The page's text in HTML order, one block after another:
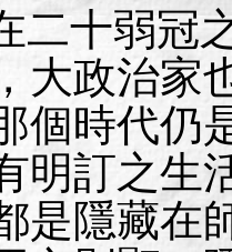
二十弱冠
大政治家
個時代仍
明訂之生
是隱藏在